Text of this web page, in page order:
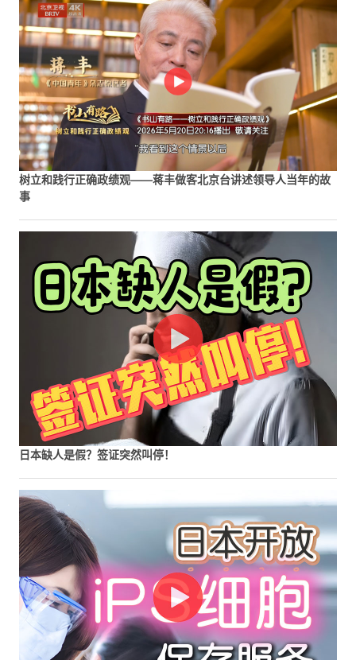
树立和践行正确政绩观——蒋丰做客北京台讲述领导人当年的故
事
日本缺人是假？签证突然叫停！